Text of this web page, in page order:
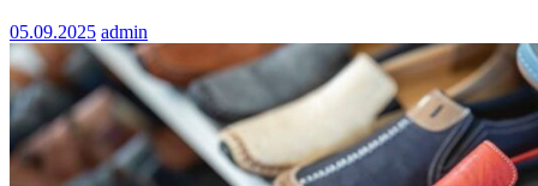
05.09.2025 admin